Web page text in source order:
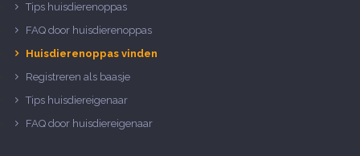
Tips huisdierenoppas
FAQ door huisdierenoppas
Huisdierenoppas vinden
Registreren als baasje
Tips huisdiereigenaar
FAQ door huisdiereigenaar